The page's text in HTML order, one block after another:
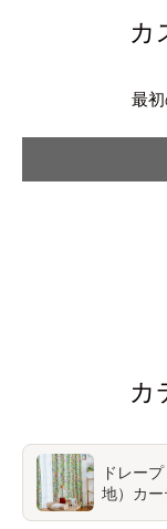
カ
最
カ
ドレー
地）カー